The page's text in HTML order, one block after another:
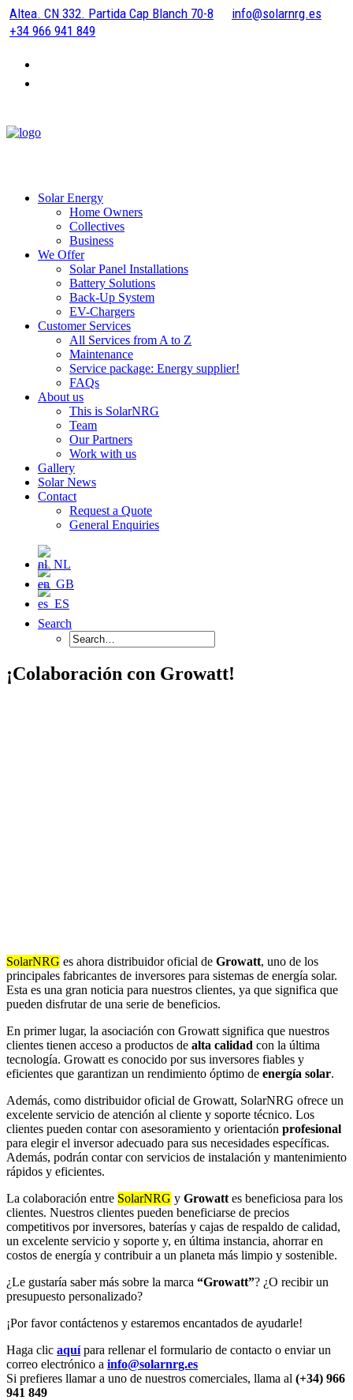
Altea. CN 332. Partida Cap Blanch 70-8
info@solarnrg.es
+34 966 941 849
Solar Energy
Home Owners
Collectives
Business
We Offer
Solar Panel Installations
Battery Solutions
Back-Up System
EV-Chargers
Customer Services
All Services from A to Z
Maintenance
Service package: Energy supplier!
FAQs
About us
This is SolarNRG
Team
Our Partners
Work with us
Gallery
Solar News
Contact
Request a Quote
General Enquiries
Search
¡Colaboración con Growatt!
SolarNRG es ahora distribuidor oficial de Growatt, uno de los
principales fabricantes de inversores para sistemas de energía solar.
Esta es una gran noticia para nuestros clientes, ya que significa que
pueden disfrutar de una serie de beneficios.
En primer lugar, la asociación con Growatt significa que nuestros
clientes tienen acceso a productos de alta calidad con la última
tecnología. Growatt es conocido por sus inversores fiables y
eficientes que garantizan un rendimiento óptimo de energía solar.
Además, como distribuidor oficial de Growatt, SolarNRG ofrece un
excelente servicio de atención al cliente y soporte técnico. Los
clientes pueden contar con asesoramiento y orientación profesional
para elegir el inversor adecuado para sus necesidades específicas.
Además, podrán contar con servicios de instalación y mantenimiento
rápidos y eficientes.
La colaboración entre SolarNRG y Growatt es beneficiosa para los
clientes. Nuestros clientes pueden beneficiarse de precios
competitivos por inversores, baterías y cajas de respaldo de calidad,
un excelente servicio y soporte y, en última instancia, ahorrar en
costos de energía y contribuir a un planeta más limpio y sostenible.
¿Le gustaría saber más sobre la marca “Growatt”? ¿O recibir un
presupuesto personalizado?
¡Por favor contáctenos y estaremos encantados de ayudarle!
Haga clic aquípara rellenar el formulario de contacto o enviar un
correo electrónico a info@solarnrg.es
Si prefieres llamar a uno de nuestros comerciales, llama al (+34) 966
941 849